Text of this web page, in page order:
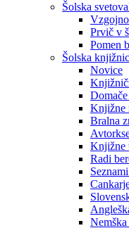
Šolska
Prvič v
Pomen
Šolska
Novice
Knjižne
Bralna
Knjižne
Radi
Nemška